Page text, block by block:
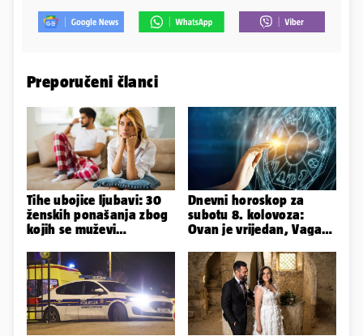
Preporučeni članci
Tihe ubojice ljubavi: 30
ženskih ponašanja zbog
kojih se muževi
Dnevni horoskop za
subotu 8. kolovoza:
Ovan je vrijedan, Vaga